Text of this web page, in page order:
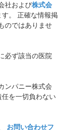
社および株式会
。 正確な情報掲
のではありませ
必ず該当の医院
ンパニー株式会
を一切負わない
お問い合わせフ